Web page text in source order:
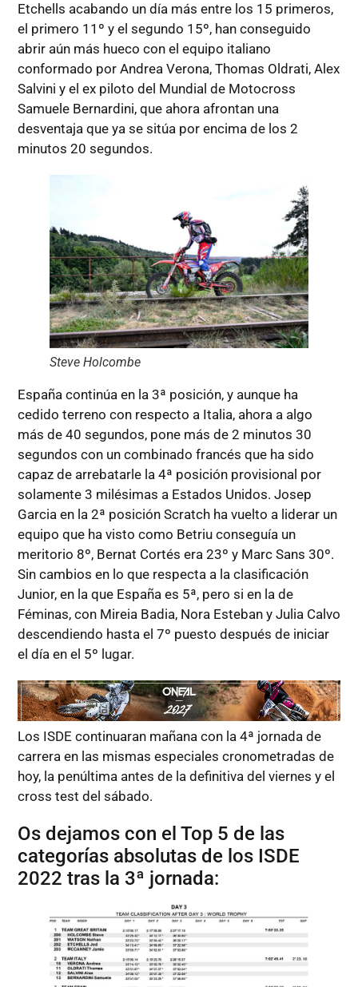
Etchells acabando un día más entre los 15 primeros,
el primero 11º y el segundo 15º, han conseguido
abrir aún más hueco con el equipo italiano
conformado por Andrea Verona, Thomas Oldrati, Alex
Salvini y el ex piloto del Mundial de Motocross
Samuele Bernardini, que ahora afrontan una
desventaja que ya se sitúa por encima de los 2
minutos 20 segundos.
Steve Holcombe
España continúa en la 3ª posición, y aunque ha
cedido terreno con respecto a Italia, ahora a algo
más de 40 segundos, pone más de 2 minutos 30
segundos con un combinado francés que ha sido
capaz de arrebatarle la 4ª posición provisional por
solamente 3 milésimas a Estados Unidos. Josep
Garcia en la 2ª posición Scratch ha vuelto a liderar un
equipo que ha visto como Betriu conseguía un
meritorio 8º, Bernat Cortés era 23º y Marc Sans 30º.
Sin cambios en lo que respecta a la clasificación
Junior, en la que España es 5ª, pero si en la de
Féminas, con Mireia Badia, Nora Esteban y Julia Calvo
descendiendo hasta el 7º puesto después de iniciar
el día en el 5º lugar.
Los ISDE continuaran mañana con la 4ª jornada de
carrera en las mismas especiales cronometradas de
hoy, la penúltima antes de la definitiva del viernes y el
cross test del sábado.
Os dejamos con el Top 5 de las
categorías absolutas de los ISDE
2022 tras la 3ª jornada: